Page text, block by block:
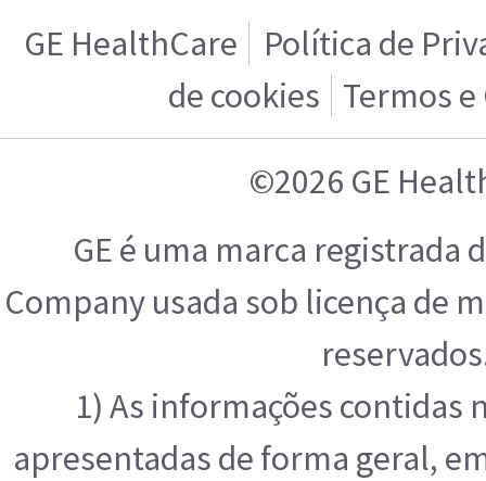
GE HealthCare
Política de
de cookies Termos
©2026 GE
GE é uma marca registrada
Company usada sob licença de
1) As informações contidas
apresentadas de forma geral,